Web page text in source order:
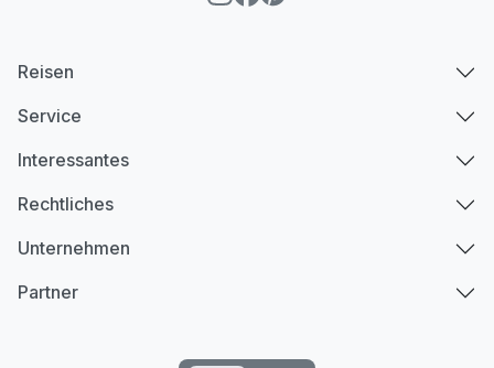
Reisen
Service
Interessantes
Rechtliches
Unternehmen
Partner